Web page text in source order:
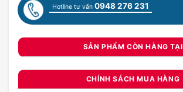
Hotline tư vấn 0948 276 231
SẢN PHẨM CÒN HÀNG TẠI
CHÍNH SÁCH MUA HÀNG